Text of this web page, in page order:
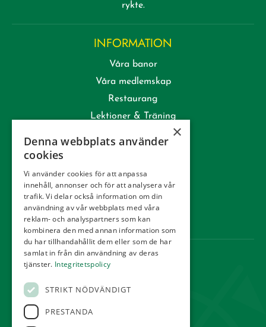
rykte.
INFORMATION
Våra banor
Våra medlemskap
Restaurang
Lektioner & Träning
Tävling
Integritetspolicy
Webbshop
KONTAKT
Golfvägen
×
Denna webbplats använder
cookies
Vi använder cookies för att anpassa
innehåll, annonser och för att analysera vår
trafik. Vi delar också information om din
användning av vår webbplats med våra
reklam- och analyspartners som kan
kombinera den med annan information som
du har tillhandahållit dem eller som de har
samlat in från din användning av deras
tjänster. Integritetspolicy
STRIKT NÖDVÄNDIGT
PRESTANDA